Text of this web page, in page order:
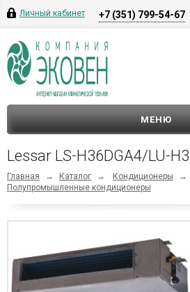
Личный кабинет +7 (351) 799-54-67
МЕНЮ
Lessar LS-H36DGA4/LU-
Главная → Каталог → Кондиционеры
→
Полупромышленные кондиционеры